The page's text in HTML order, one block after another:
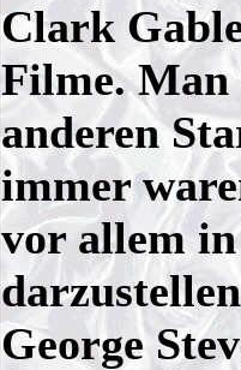
Clark
Filme. Man
anderen
immer
vor allem
George